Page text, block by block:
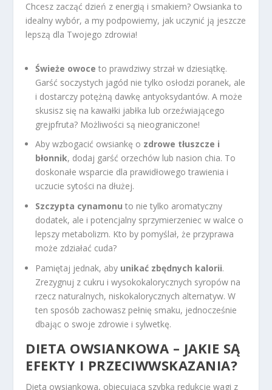
Chcesz zacząć dzień z energią i smakiem? Owsianka to
idealny wybór, a my podpowiemy, jak uczynić ją jeszcze
lepszą dla Twojego zdrowia!
Świeże owoce to prawdziwy strzał w dziesiątkę.
Garść soczystych jagód nie tylko osłodzi poranek, ale
i dostarczy potężną dawkę antyoksydantów. A może
skusisz się na kawałki jabłka lub orzeźwiającego
grejpfruta? Możliwości są nieograniczone!
Aby wzbogacić owsiankę o zdrowe tłuszcze i
błonnik, dodaj garść orzechów lub nasion chia. To
doskonałe wsparcie dla prawidłowego trawienia i
uczucie sytości na dłużej.
Szczypta cynamonu to nie tylko aromatyczny
dodatek, ale i potencjalny sprzymierzeniec w walce o
lepszy metabolizm. Kto by pomyślał, że przyprawa
może zdziałać cuda?
Pamiętaj jednak, aby unikać zbędnych kalorii.
Zrezygnuj z cukru i wysokokalorycznych syropów na
rzecz naturalnych, niskokalorycznych alternatyw. W
ten sposób zachowasz pełnię smaku, jednocześnie
dbając o swoje zdrowie i sylwetkę.
DIETA OWSIANKOWA – JAKIE SĄ
EFEKTY I PRZECIWWSKAZANIA?
Dieta owsiankowa, obiecująca szybką redukcję wagi z